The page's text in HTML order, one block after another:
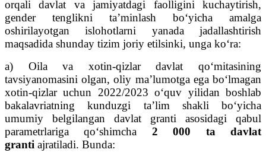
orqali davlat va jamiyatdagi faolligini kuchaytirish,
gender tenglikni ta’minlash bo‘yicha amalga
oshirilayotgan islohotlarni yanada jadallashtirish
maqsadida shunday tizim joriy etilsinki, unga ko‘ra:
a) Oila va xotin-qizlar davlat qo‘mitasining
tavsiyanomasini olgan, oliy ma’lumotga ega bo‘lmagan
xotin-qizlar uchun 2022/2023 o‘quv yilidan boshlab
bakalavriatning kunduzgi ta’lim shakli bo‘yicha
umumiy belgilangan davlat granti asosidagi qabul
parametrlariga qo‘shimcha 2 000 ta davlat
granti ajratiladi. Bunda: